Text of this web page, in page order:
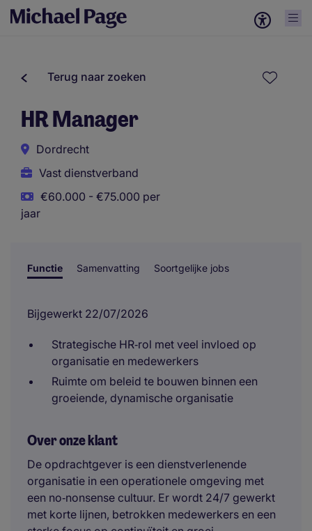
Terug naar zoeken
HR Manager
Dordrecht
Vast dienstverband
€60.000 - €75.000 per
jaar
Functie Samenvatting Soortgelijke jobs
Bijgewerkt 22/07/2026
Strategische HR‑rol met veel invloed op
organisatie en medewerkers
Ruimte om beleid te bouwen binnen een
groeiende, dynamische organisatie
Over onze klant
De opdrachtgever is een dienstverlenende
organisatie in een operationele omgeving met
een no‑nonsense cultuur. Er wordt 24/7 gewerkt
met korte lijnen, betrokken medewerkers en een